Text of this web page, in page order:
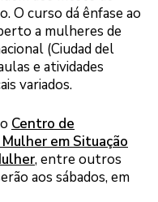
O curso dá ênfase ao
a mulheres de
(Ciudad del
e atividades
variados.
Centro de
em Situação
, entre outros
aos sábados, em